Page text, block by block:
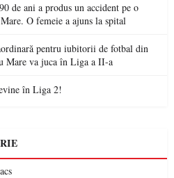
de ani a produs un accident pe o
O femeie a ajuns la spital
pentru iubitorii de fotbal din
Mare va juca în Liga a II-a
în Liga 2!